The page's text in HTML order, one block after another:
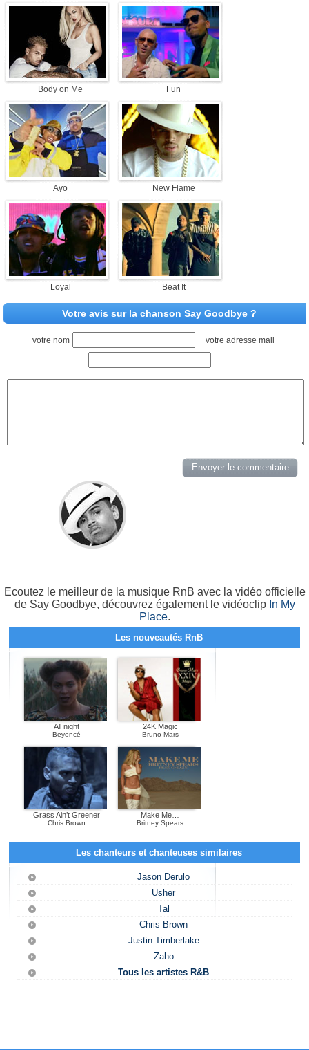
Body on Me Fun
Ayo New Flame
Loyal Beat It
Votre avis sur la chanson Say Goodbye ?
votre nom votre adresse mail
Ecoutez le meilleur de la musique RnB avec la vidéo officielle
de Say Goodbye, découvrez également le vidéoclip In My
Place.
Les nouveautés RnB
All night
Beyoncé
24K Magic
Bruno Mars
Grass Ain’t Greener
Chris Brown
Make Me…
Britney Spears
Les chanteurs et chanteuses similaires
Jason Derulo
Usher
Tal
Chris Brown
Justin Timberlake
Zaho
Tous les artistes R&B